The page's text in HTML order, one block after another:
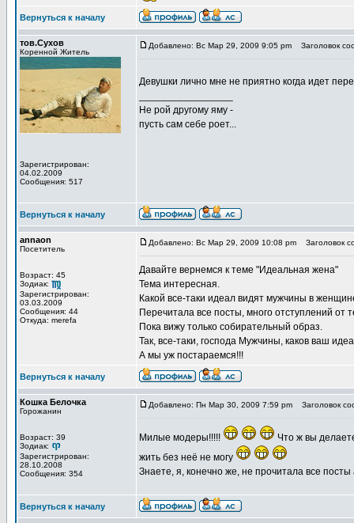
Вернуться к началу
тов.Сухов
Коренной Житель
Зарегистрирован:
04.02.2009
Сообщения: 517
Добавлено: Вс Мар 29, 2009 9:05 pm Заголовок
Девушки лично мне не приятно когда идет
Не рой другому яму -
пусть сам себе роет...
Вернуться к началу
annaon
Посетитель
Возраст: 45
Зодиак:
Зарегистрирован:
03.03.2009
Сообщения: 44
Откуда: merefa
Добавлено: Вс Мар 29, 2009 10:08 pm Заголовок
Давайте вернемся к теме "Идеальная жена"
Тема интересная.
Какой все-таки идеал видят мужчины в
Перечитала все посты, много отступлений от
Пока вижу только собирательный образ.
Так, все-таки, господа Мужчины, каков ваш
А мы уж постараемся!!!
Вернуться к началу
Кошка Белочка
Горожанин
Возраст: 39
Зодиак:
Зарегистрирован:
28.10.2008
Сообщения: 354
Добавлено: Пн Мар 30, 2009 7:59 pm Заголовок
Милые модеры!!!!!
Что ж вы
жить без неё не могу
Знаете, я, конечно же, не прочитала все
Вернуться к началу